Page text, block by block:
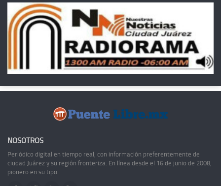
NOSOTROS
Periódico digital en tiempo real, con información preferentemente de
ciudad Juárez y su región fronteriza. En línea desde el 16 de junio de 2008,
pionero en su tipo.